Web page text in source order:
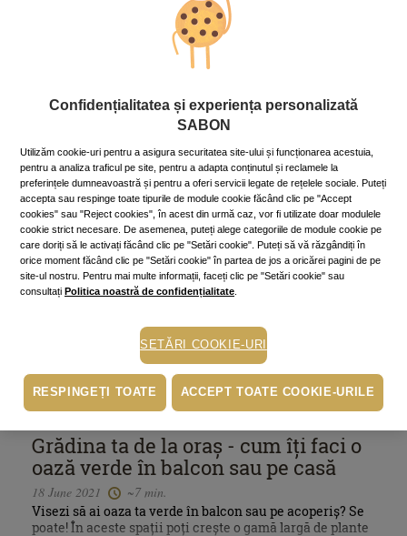
~8 min.
Toamna poate fi un anotimp prietenos cu florile și
plantele din micuța ta grădină din balcon sau de pe
terasă. Există numeroase plante și arbuști care înfloresc
Mai mult »
Grădina ta de la oraș - cum îți faci o
oază verde în balcon sau pe casă
18 June 2021
~7 min.
Visezi să ai oaza ta verde în balcon sau pe acoperiș? Se
poate! În aceste spații poți crește o gamă largă de plante
Confidențialitatea și experiența personalizată
SABON
Utilizăm cookie-uri pentru a asigura securitatea site-ului și funcționarea acestuia,
pentru a analiza traficul pe site, pentru a adapta conținutul și reclamele la
preferințele dumneavoastră și pentru a oferi servicii legate de rețelele sociale. Puteți
accepta sau respinge toate tipurile de module cookie făcând clic pe "Accept
cookies" sau "Reject cookies", în acest din urmă caz, vor fi utilizate doar modulele
cookie strict necesare. De asemenea, puteți alege categoriile de module cookie pe
care doriți să le activați făcând clic pe "Setări cookie". Puteți să vă răzgândiți în
orice moment făcând clic pe "Setări cookie" în partea de jos a oricărei pagini de pe
site-ul nostru. Pentru mai multe informații, faceți clic pe "Setări cookie" sau
consultați Politica noastră de confidențialitate
SETĂRI COOKIE-URI
RESPINGEȚI TOATE ACCEPT TOATE COOKIE-URILE